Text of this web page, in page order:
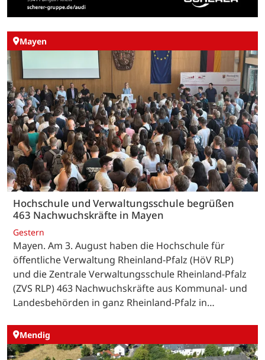
Mayen
Hochschule und Verwaltungsschule begrüßen
463 Nachwuchskräfte in Mayen
Gestern
Mayen. Am 3. August haben die Hochschule für
öffentliche Verwaltung Rheinland-Pfalz (HöV RLP)
und die Zentrale Verwaltungsschule Rheinland-Pfalz
(ZVS RLP) 463 Nachwuchskräfte aus Kommunal- und
Landesbehörden in ganz Rheinland-Pfalz in…
Mendig